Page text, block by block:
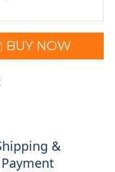
BUY NOW
&
Payment